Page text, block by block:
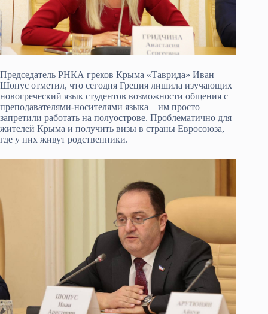
Председатель РНКА греков Крыма «Таврида» Иван
Шонус отметил, что сегодня Греция лишила изучающих
новогреческий язык студентов возможности общения с
преподавателями-носителями языка – им просто
запретили работать на полуострове. Проблематично для
жителей Крыма и получить визы в страны Евросоюза,
где у них живут родственники.